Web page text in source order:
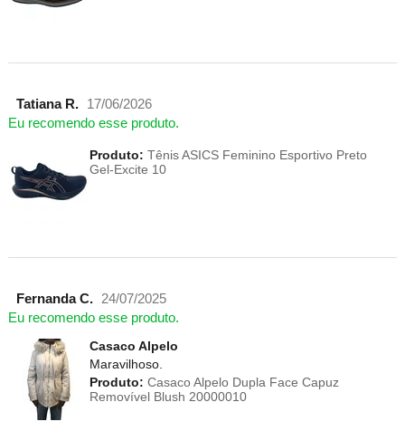
Tatiana R.
17/06/2026
Eu recomendo esse produto.
Produto: Tênis ASICS Feminino Esportivo Preto
Gel-Excite 10
Fernanda C.
24/07/2025
Eu recomendo esse produto.
Casaco Alpelo
Maravilhoso.
Produto: Casaco Alpelo Dupla Face Capuz
Removível Blush 20000010